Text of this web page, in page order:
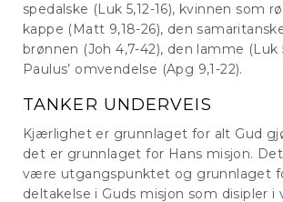
spedalske (Luk 5,12-16), kvinnen som
kappe (Matt 9,18-26), den
brønnen (Joh 4,7-42), den lamme (Luk
Paulus’ omvendelse (Apg 9,1-22).
TANKER UNDERVEIS
Kjærlighet er grunnlaget for alt Gud
det er grunnlaget for Hans misjon.
være utgangspunktet og grunnlaget
deltakelse i Guds misjon som disipler i